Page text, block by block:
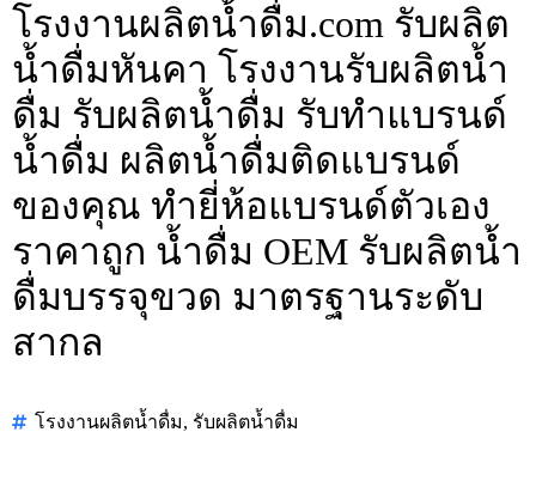
โรงงานผลิตน้ำดื่ม.com รับผลิต
น้ำดื่มหันคา โรงงานรับผลิตน้ำ
ดื่ม รับผลิตน้ำดื่ม รับทำแบรนด์
น้ำดื่ม ผลิตน้ำดื่มติดแบรนด์
ของคุณ ทำยี่ห้อแบรนด์ตัวเอง
ราคาถูก น้ำดื่ม OEM รับผลิตน้ำ
ดื่มบรรจุขวด มาตรฐานระดับ
สากล
โรงงานผลิตน้ำดื่ม, รับผลิตน้ำดื่ม